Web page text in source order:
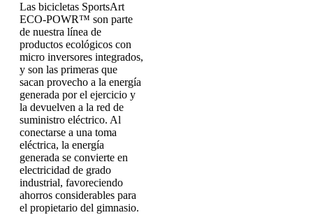
Las bicicletas SportsArt
ECO-POWR™ son parte
de nuestra línea de
productos ecológicos con
micro inversores integrados,
y son las primeras que
sacan provecho a la energía
generada por el ejercicio y
la devuelven a la red de
suministro eléctrico. Al
conectarse a una toma
eléctrica, la energía
generada se convierte en
electricidad de grado
industrial, favoreciendo
ahorros considerables para
el propietario del gimnasio.